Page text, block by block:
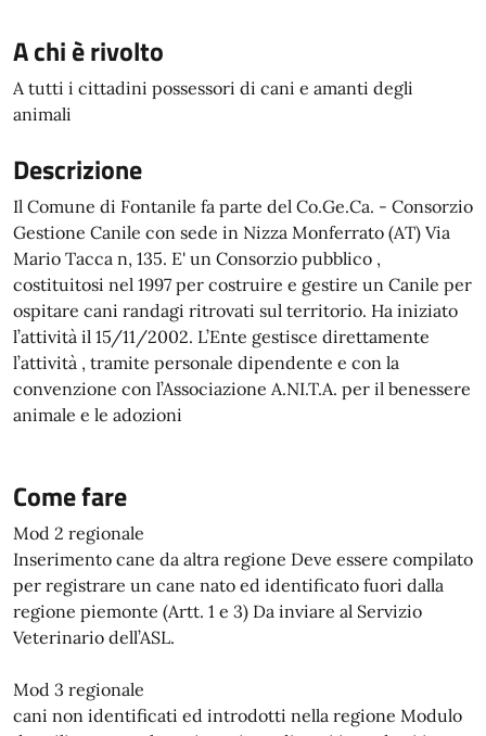
A chi è rivolto
A tutti i cittadini possessori di cani e amanti degli
animali
Descrizione
Il Comune di Fontanile fa parte del Co.Ge.Ca. - Consorzio
Gestione Canile con sede in Nizza Monferrato (AT) Via
Mario Tacca n, 135. E' un Consorzio pubblico ,
costituitosi nel 1997 per costruire e gestire un Canile per
ospitare cani randagi ritrovati sul territorio. Ha iniziato
l’attività il 15/11/2002. L’Ente gestisce direttamente
l’attività , tramite personale dipendente e con la
convenzione con l’Associazione A.NI.T.A. per il benessere
animale e le adozioni
Come fare
Mod 2 regionale
Inserimento cane da altra regione Deve essere compilato
per registrare un cane nato ed identificato fuori dalla
regione piemonte (Artt. 1 e 3) Da inviare al Servizio
Veterinario dell’ASL.
Mod 3 regionale
cani non identificati ed introdotti nella regione Modulo